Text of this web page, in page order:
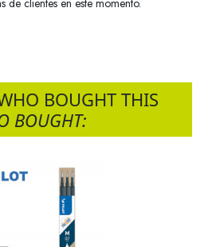
de clientes en este momento.
BOUGHT THIS
BOUGHT: